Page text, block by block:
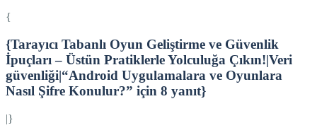
{
{Tarayıcı Tabanlı Oyun Geliştirme ve Güvenlik
İpuçları – Üstün Pratiklerle Yolculuğa Çıkın!|Veri
güvenliği|“Android Uygulamalara ve Oyunlara
Nasıl Şifre Konulur?” için 8 yanıt}
|}